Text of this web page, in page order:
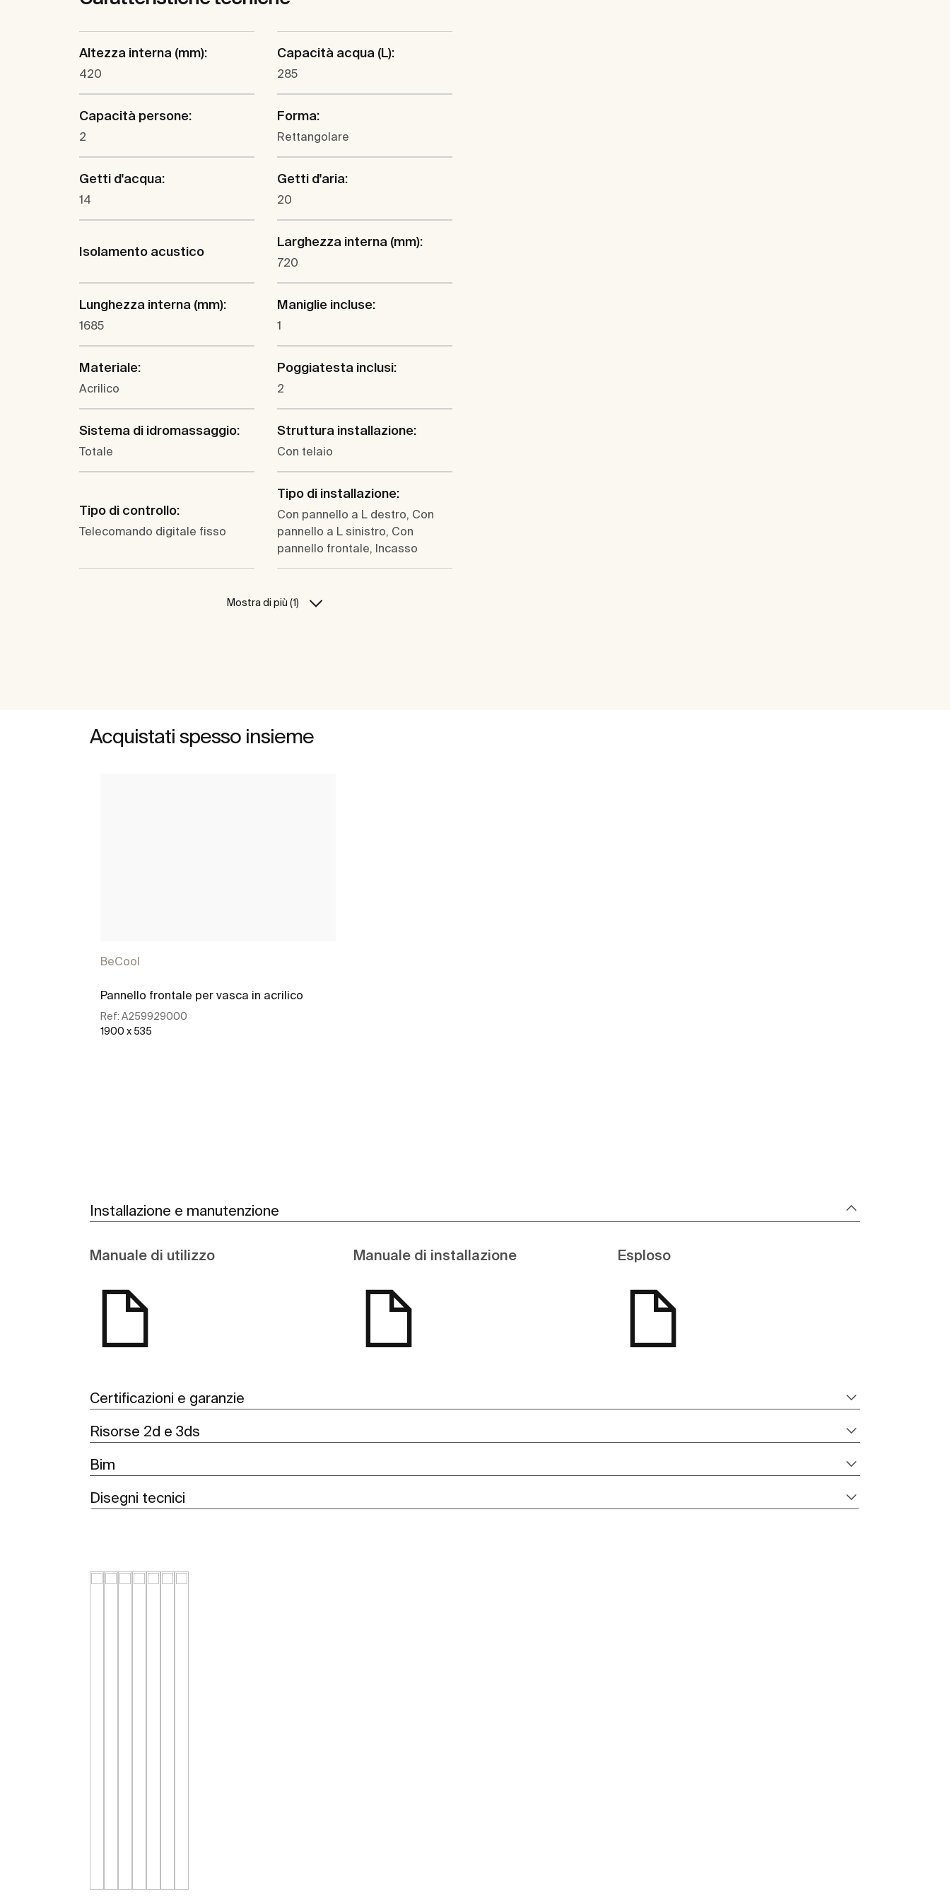
Altezza interna (mm):
420
Capacità acqua (L):
285
Capacità persone:
2
Forma:
Rettangolare
Getti d'acqua:
14
Getti d'aria:
20
Isolamento acustico
Larghezza interna (mm):
720
Lunghezza interna (mm):
1685
Maniglie incluse:
1
Materiale:
Acrilico
Poggiatesta inclusi:
2
Sistema di idromassaggio:
Totale
Struttura installazione:
Con telaio
Tipo di controllo:
Telecomando digitale fisso
Tipo di installazione:
Con pannello a L destro, Con
pannello a L sinistro, Con
pannello frontale, Incasso
Mostra di più (1)
Acquistati spesso insieme
BeCool
Pannello frontale per vasca in acrilico
Ref: A259929000
1900 x 535
Installazione e manutenzione
Manuale di utilizzo Manuale di installazione Esploso
Certificazioni e garanzie
Risorse 2d e 3ds
Bim
Disegni tecnici